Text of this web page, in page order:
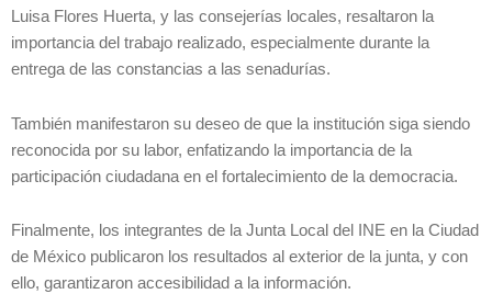
Luisa Flores Huerta, y las consejerías locales, resaltaron la
importancia del trabajo realizado, especialmente durante la
entrega de las constancias a las senadurías.
También manifestaron su deseo de que la institución siga siendo
reconocida por su labor, enfatizando la importancia de la
participación ciudadana en el fortalecimiento de la democracia.
Finalmente, los integrantes de la Junta Local del INE en la Ciudad
de México publicaron los resultados al exterior de la junta, y con
ello, garantizaron accesibilidad a la información.